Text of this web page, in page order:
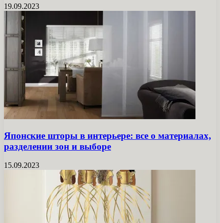
19.09.2023
Японские шторы в интерьере: все о материалах,
разделении зон и выборе
15.09.2023